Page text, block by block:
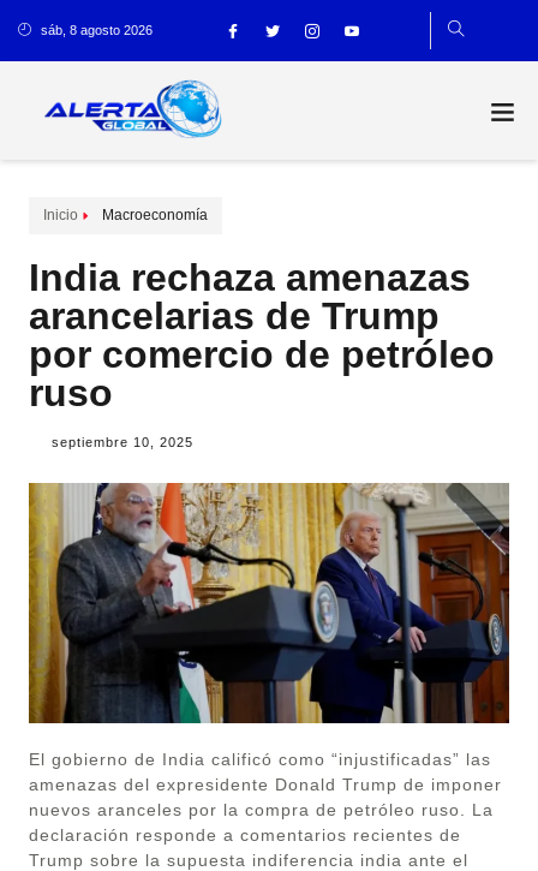
sáb, 8 agosto 2026
Inicio Macroeconomía
India rechaza amenazas
arancelarias de Trump
por comercio de petróleo
ruso
septiembre 10, 2025
El gobierno de India calificó como “injustificadas” las
amenazas del expresidente Donald Trump de imponer
nuevos aranceles por la compra de petróleo ruso. La
declaración responde a comentarios recientes de
Trump sobre la supuesta indiferencia india ante el